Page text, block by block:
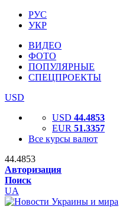
РУС
УКР
ВИДЕО
ФОТО
ПОПУЛЯРНЫЕ
СПЕЦПРОЕКТЫ
USD
USD 44.4853
EUR 51.3357
Все курсы валют
44.4853
Авторизация
Поиск
UA